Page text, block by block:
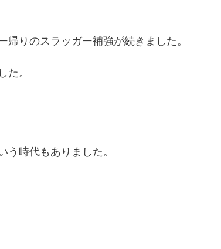
りのスラッガー補強が続きました。
た。
時代もありました。